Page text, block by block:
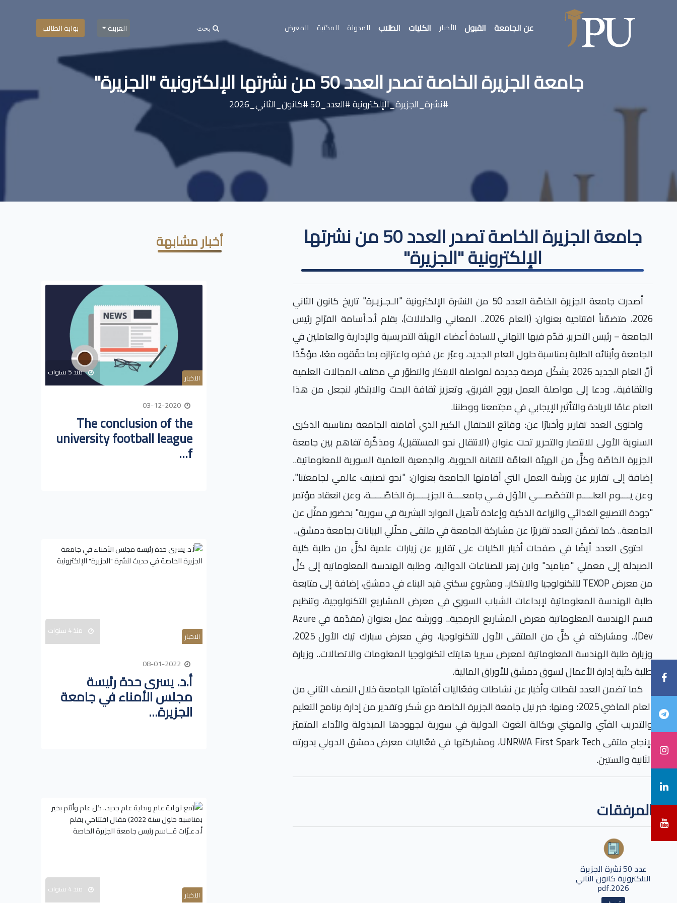
عن الجامعة القبول الأخبار الكليات الطلاب المدونة المكتبة المعرض العربية بوابة الطالب
جامعة الجزيرة الخاصة تصدر العدد 50 من نشرتها الإلكترونية "الجزيرة"
#نشرة_الجزيرة_الإلكترونية #العدد_50 #كانون_الثاني_2026
جامعة الجزيرة الخاصة تصدر العدد 50 من نشرتها
الإلكترونية "الجزيرة"
أصدرت جامعة الجزيرة الخاصّة العدد 50 من النشرة الإلكترونية "الـجـزيـرة" تاريخ كانون الثاني
2026، متضمّناً افتتاحية بعنوان: (العام 2026.. المعاني والدلالات)، بقلم أ.د.أسامة الفرّاج رئيس
الجامعة – رئيس التحرير، قدّم فيها التهاني للسادة أعضاء الهيئة التدريسية والإدارية والعاملين في
الجامعة وأبنائه الطلبة بمناسبة حلول العام الجديد، وعبّر عن فخره واعتزازه بما حقّقوه معًا، مؤكّدًا
أنّ العام الجديد 2026 يشكّل فرصة جديدة لمواصلة الابتكار والتطوّر في مختلف المجالات العلمية
والثقافية.. ودعا إلى مواصلة العمل بروح الفريق، وتعزيز ثقافة البحث والابتكار، لنجعل من هذا
العام عامًا للريادة والتأثير الإيجابي في مجتمعنا ووطننا.
واحتوى العدد تقارير وأخبارًا عن: وقائع الاحتفال الكبير الذي أقامته الجامعة بمناسبة الذكرى
السنوية الأولى للانتصار والتحرير تحت عنوان (الانتقال نحو المستقبل)، ومذكّرة تفاهم بين جامعة
الجزيرة الخاصّة وكلٍّ من الهيئة العامّة للتقانة الحيوية، والجمعية العلمية السورية للمعلوماتية..
إضافة إلى تقارير عن ورشة العمل التي أقامتها الجامعة بعنوان: "نحو تصنيف عالمي لجامعتنا"،
وعن يــــوم العلــــم التخصّصـــي الأوّل فــي جامعــــة الجزيـــــرة الخاصّـــــة، وعن انعقاد مؤتمر
"جودة التصنيع الغذائي والزراعة الذكية وإعادة تأهيل الموارد البشرية في سورية" بحضور ممثّل عن
الجامعة.. كما تضمّن العدد تقريرًا عن مشاركة الجامعة في ملتقى محلّلي البيانات بجامعة دمشق..
احتوى العدد أيضًا في صفحات أخبار الكليات على تقارير عن زيارات علمية لكلٍّ من طلبة كلية
الصيدلة إلى معملي "مياميد" وابن زهر للصناعات الدوائية، وطلبة الهندسة المعلوماتية إلى كلٍّ
من معرضTEXOPللتكنولوجيا والابتكار.. ومشروع سكني قيد البناء في دمشق، إضافة إلى متابعة
طلبة الهندسة المعلوماتية لإبداعات الشباب السوري في معرض المشاريع التكنولوجية، وتنظيم
قسم الهندسة المعلوماتية معرض المشاريع البرمجية.. وورشة عمل بعنوان (مقدّمة فيAzure
Dev
).. ومشاركته في كلٍّ من الملتقى الأول للتكنولوجيا، وفي معرض سبارك تيك الأول 2025،
وزيارة طلبة الهندسة المعلوماتية لمعرض سيريا هايتك لتكنولوجيا المعلومات والاتصالات.. وزيارة
طلبة كلّية إدارة الأعمال لسوق دمشق للأوراق المالية.
كما تضمن العدد لقطات وأخبار عن نشاطات وفعّاليات أقامتها الجامعة خلال النصف الثاني من
العام الماضي 2025؛ ومنها: خبر نيل جامعة الجزيرة الخاصة درع شكر وتقدير من إدارة برنامج التعليم
والتدريب الفنّي والمهني بوكالة الغوث الدولية في سورية لجهودها المبذولة والأداء المتميّز
لإنجاح ملتقىUNRWA First Spark Tech، ومشاركتها في فعّاليات معرض دمشق الدولي بدورته
الثانية والستين.
المرفقات
عدد 50 نشرة الجزيرة
الالكترونية كانون الثاني
2026.pdf
أخبار مشابهة
الاخبار منذ 5 سنوات
The conclusion of the
university football league
f...
الاخبار منذ 4 سنوات
أ.د. يسرى حدة رئيسة
مجلس الأمناء في جامعة
الجزيرة...
الاخبار منذ 4 سنوات